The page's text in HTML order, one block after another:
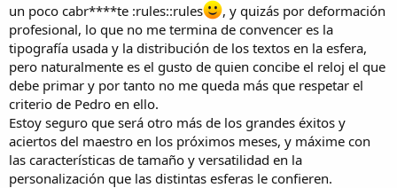
un poco cabr****te :rules::rules
, y quizás por deformación
profesional, lo que no me termina de convencer es la
tipografía usada y la distribución de los textos en la esfera,
pero naturalmente es el gusto de quien concibe el reloj el que
debe primar y por tanto no me queda más que respetar el
criterio de Pedro en ello.
Estoy seguro que será otro más de los grandes éxitos y
aciertos del maestro en los próximos meses, y máxime con
las características de tamaño y versatilidad en la
personalización que las distintas esferas le confieren.